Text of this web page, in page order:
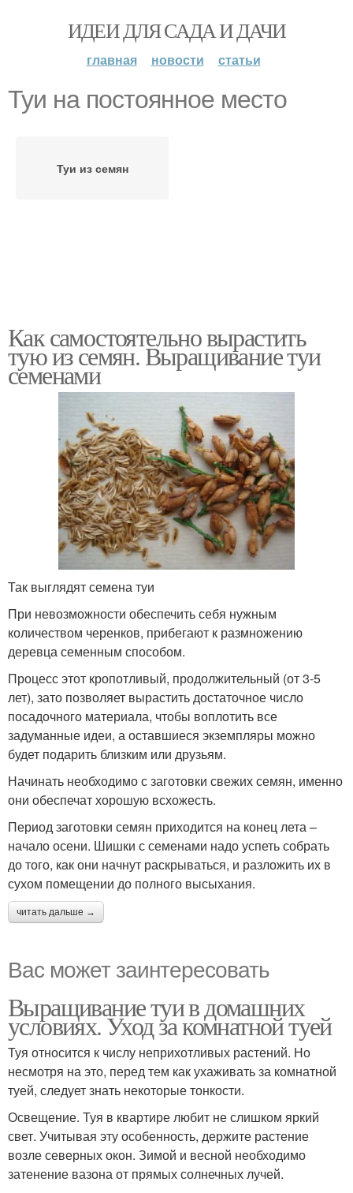
ИДЕИ ДЛЯ САДА И ДАЧИ
главная новости статьи
Туи на постоянное место
Туи из семян
Как самостоятельно вырастить
тую из семян. Выращивание туи
семенами
Так выглядят семена туи
При невозможности обеспечить себя нужным
количеством черенков, прибегают к размножению
деревца семенным способом.
Процесс этот кропотливый, продолжительный (от 3-5
лет), зато позволяет вырастить достаточное число
посадочного материала, чтобы воплотить все
задуманные идеи, а оставшиеся экземпляры можно
будет подарить близким или друзьям.
Начинать необходимо с заготовки свежих семян, именно
они обеспечат хорошую всхожесть.
Период заготовки семян приходится на конец лета –
начало осени. Шишки с семенами надо успеть собрать
до того, как они начнут раскрываться, и разложить их в
сухом помещении до полного высыхания.
читать дальше →
Вас может заинтересовать
Выращивание туи в домашних
условиях. Уход за комнатной туей
Туя относится к числу неприхотливых растений. Но
несмотря на это, перед тем как ухаживать за комнатной
туей, следует знать некоторые тонкости.
Освещение. Туя в квартире любит не слишком яркий
свет. Учитывая эту особенность, держите растение
возле северных окон. Зимой и весной необходимо
затенение вазона от прямых солнечных лучей.